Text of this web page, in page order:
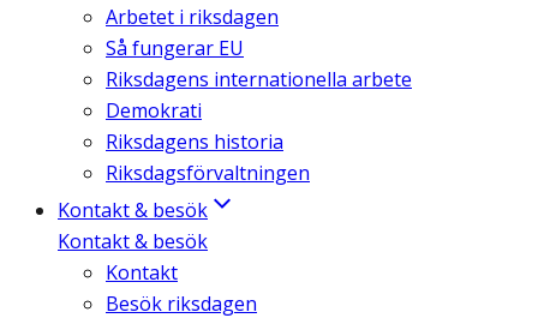
Arbetet i riksdagen
Så fungerar EU
Riksdagens internationella arbete
Demokrati
Riksdagens historia
Riksdagsförvaltningen
Kontakt & besök
Kontakt & besök
Kontakt
Besök riksdagen